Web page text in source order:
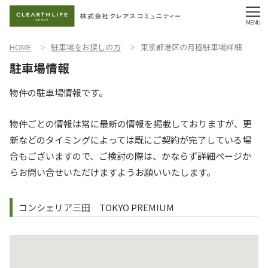
HOME 駐車場をお探しの方 東京都港区の月極駐車場詳細
物件の駐車場情報です。
物件ごとの情報は常に最新の情報を掲載しておりますが、更
新などのタイミングによっては既にご契約が完了している場
合もございますので、ご検討の際は、かならず詳細ページか
らお問い合せいただけますようお願いいたします。
コンシェリア三田 TOKYO PREMIUM